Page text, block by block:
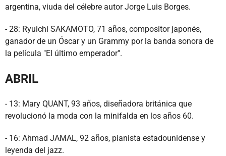
argentina, viuda del célebre autor Jorge Luis Borges.
- 28: Ryuichi SAKAMOTO, 71 años, compositor japonés,
ganador de un Óscar y un Grammy por la banda sonora de
la película "El último emperador".
ABRIL
- 13: Mary QUANT, 93 años, diseñadora británica que
revolucionó la moda con la minifalda en los años 60.
- 16: Ahmad JAMAL, 92 años, pianista estadounidense y
leyenda del jazz.